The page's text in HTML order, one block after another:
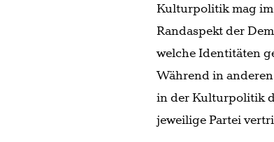
Kulturpolitik mag im
Randaspekt der
welche Identitäten
Während in
in der Kulturpolitik
jeweilige Partei